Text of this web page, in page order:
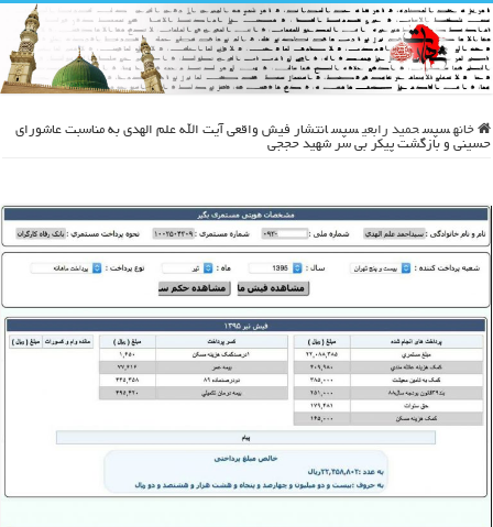
خانه سپس حمید رابعی سپس انتشار فیش واقعی آیت الله علم الهدی به مناسبت عاشورای
حسینی و بازگشت پیکر بی سر شهید حججی